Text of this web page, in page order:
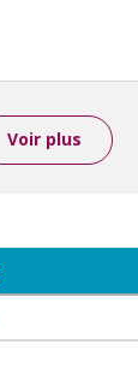
Voir plus